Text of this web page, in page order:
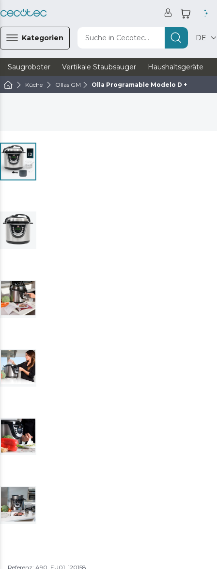
Kategorien Suche in Cecotec... DE
Saugroboter Vertikale Staubsauger Haushaltsgeräte
Küche Ollas GM Olla Programable Modelo D +
Referenz: A90_EU01_120158